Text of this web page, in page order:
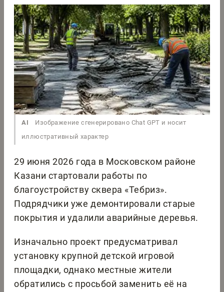
AI
Изображение сгенерировано Chat GPT и носит
иллюстративный характер
29 июня 2026 года в Московском районе
Казани стартовали работы по
благоустройству сквера «Тебриз».
Подрядчики уже демонтировали старые
покрытия и удалили аварийные деревья.
Изначально проект предусматривал
установку крупной детской игровой
площадки, однако местные жители
обратились с просьбой заменить её на